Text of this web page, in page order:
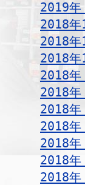
2019年
2018年
2018年
2018年
2018
2018年
2018年
2018年
2018年
2018年
2018年